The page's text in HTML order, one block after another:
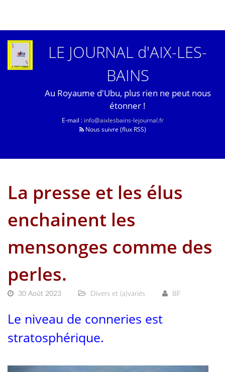
LE JOURNAL d'AIX-LES-
BAINS
Au Royaume d'Ubu, plus rien ne peut nous
étonner !
E-mail : info@aixlesbains-lejournal.fr
Nous suivre (flux RSS)
La presse et les élus
enchainent les
mensonges comme des
perles.
30 Août 2023 Divers et (a)variés BF
Le niveau de conneries est
stratosphérique.